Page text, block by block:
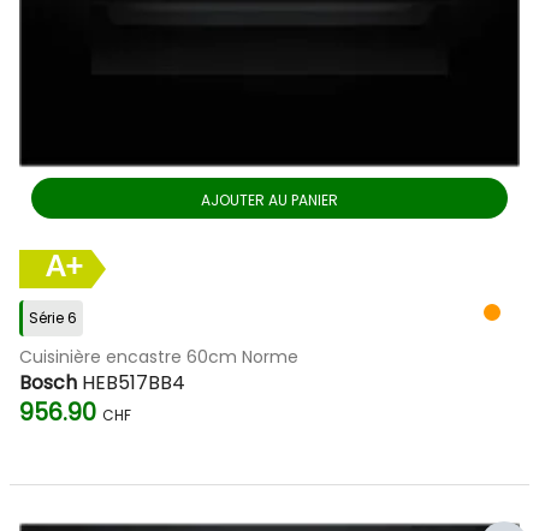
AJOUTER AU PANIER
A+
Série 6
Cuisinière encastre 60cm Norme
Bosch HEB517BB4
956.90 CHF